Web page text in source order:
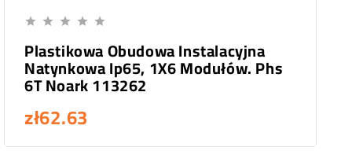
    
Plastikowa Obudowa Instalacyjna
Natynkowa Ip65, 1X6 Modułów. Phs
6T Noark 113262
zł62.63